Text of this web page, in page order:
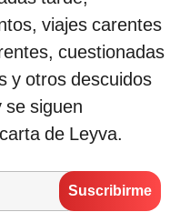
viajes carentes
cuestionadas
y otros descuidos
se siguen
de Leyva.